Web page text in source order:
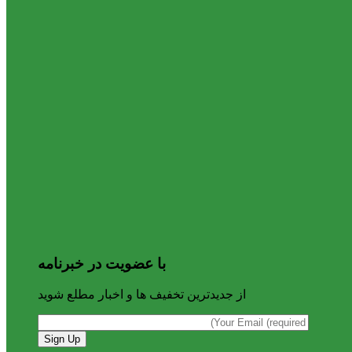
با عضویت در خبرنامه
از جدیدترین تخفیف ها و اخبار مطلع شوید